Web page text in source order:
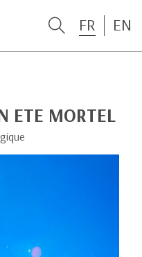
FR EN
ETE MORTEL